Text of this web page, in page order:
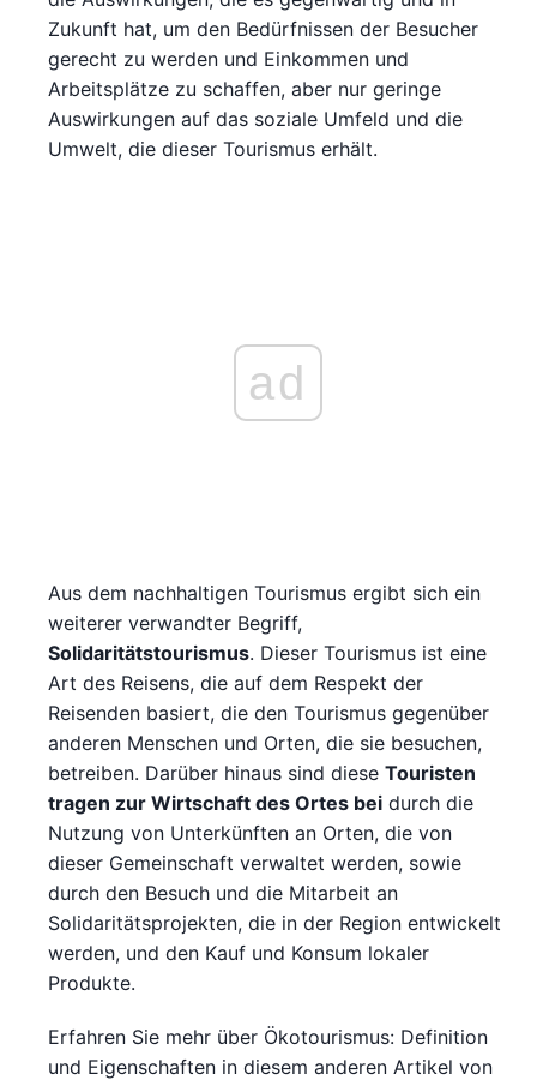
Zukunft hat, um den Bedürfnissen der Besucher
gerecht zu werden und Einkommen und
Arbeitsplätze zu schaffen, aber nur geringe
Auswirkungen auf das soziale Umfeld und die
Umwelt, die dieser Tourismus erhält.
ad
Aus dem nachhaltigen Tourismus ergibt sich ein
weiterer verwandter Begriff,
Solidaritätstourismus. Dieser Tourismus ist eine
Art des Reisens, die auf dem Respekt der
Reisenden basiert, die den Tourismus gegenüber
anderen Menschen und Orten, die sie besuchen,
betreiben. Darüber hinaus sind diese Touristen
tragen zur Wirtschaft des Ortes bei durch die
Nutzung von Unterkünften an Orten, die von
dieser Gemeinschaft verwaltet werden, sowie
durch den Besuch und die Mitarbeit an
Solidaritätsprojekten, die in der Region entwickelt
werden, und den Kauf und Konsum lokaler
Produkte.
Erfahren Sie mehr über Ökotourismus: Definition
und Eigenschaften in diesem anderen Artikel von